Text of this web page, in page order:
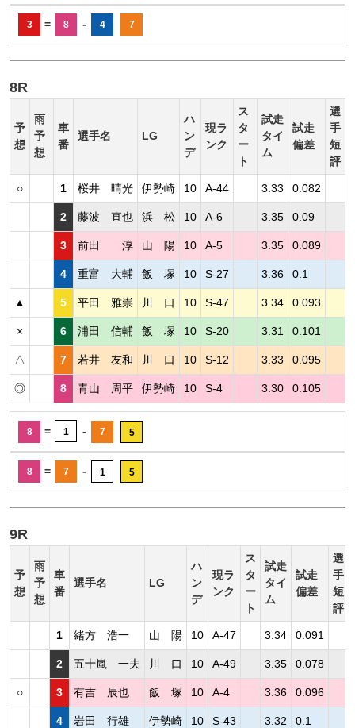
3 = 8 - 4 7
8R
予
想
雨
予
想
車
番
選手名 LG
ハ
ン
デ
現ラ
ンク
ス
タ
ー
ト
試走
タイ
ム
試走
偏差
選
手
短
評
○ 1 桜井 晴光 伊勢崎 10 A-44 3.33 0.082
2 藤波 直也 浜 松 10 A-6 3.35 0.09
3 前田 淳 山 陽 10 A-5 3.35 0.089
4 重富 大輔 飯 塚 10 S-27 3.36 0.1
▲ 5 平田 雅崇 川 口 10 S-47 3.34 0.093
× 6 浦田 信輔 飯 塚 10 S-20 3.31 0.101
△ 7 若井 友和 川 口 10 S-12 3.33 0.095
◎ 8 青山 周平 伊勢崎 10 S-4 3.30 0.105
8 = 1 - 7 5
8 = 7 - 1 5
9R
予
想
雨
予
想
車
番
選手名 LG
ハ
ン
デ
現ラ
ンク
ス
タ
ー
ト
試走
タイ
ム
試走
偏差
選
手
短
評
1 緒方 浩一 山 陽 10 A-47 3.34 0.091
2 五十嵐 一夫 川 口 10 A-49 3.35 0.078
○ 3 有吉 辰也 飯 塚 10 A-4 3.36 0.096
4 岩田 行雄 伊勢崎 10 S-43 3.32 0.1